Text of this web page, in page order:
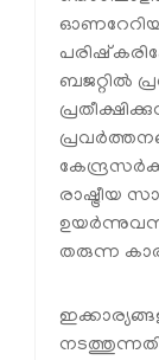
ബജറ്റിൽ
രാഷ്ട്രീയ
തരുന്ന